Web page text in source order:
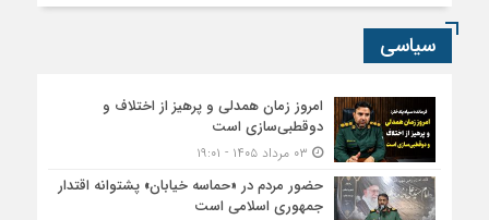
سیاسی
امروز زمان همدلی و پرهیز از اختلاف و
دوقطبی‌سازی است
حضور مردم در «حماسه خیابان» پشتوانه اقتدار
جمهوری اسلامی است